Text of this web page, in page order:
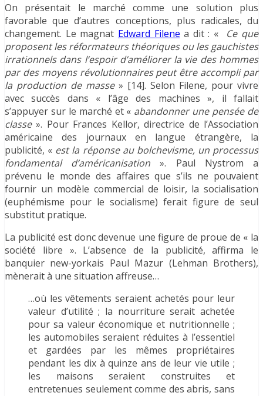
On présentait le marché comme une solution plus
favorable que d’autres conceptions, plus radicales, du
changement. Le magnat Edward Filene a dit : «
Ce que
proposent les réformateurs théoriques ou les gauchistes
irrationnels dans l’espoir d’améliorer la vie des hommes
par des moyens révolutionnaires peut être accompli par
la production de masse » [14]. Selon Filene, pour vivre
avec succès dans « l’âge des machines », il fallait
s’appuyer sur le marché et « abandonner une pensée de
classe». Pour Frances Kellor, directrice de l’Association
américaine des journaux en langue étrangère, la
publicité, « est la réponse au bolchevisme, un processus
fondamental d’américanisation». Paul Nystrom a
prévenu le monde des affaires que s’ils ne pouvaient
fournir un modèle commercial de loisir, la socialisation
(euphémisme pour le socialisme) ferait figure de seul
substitut pratique.
La publicité est donc devenue une figure de proue de « la
société libre ». L’absence de la publicité, affirma le
banquier new-yorkais Paul Mazur (Lehman Brothers),
mènerait à une situation affreuse…
…où les vêtements seraient achetés pour leur
valeur d’utilité ; la nourriture serait achetée
pour sa valeur économique et nutritionnelle ;
les automobiles seraient réduites à l’essentiel
et gardées par les mêmes propriétaires
pendant les dix à quinze ans de leur vie utile ;
les maisons seraient construites et
entretenues seulement comme des abris, sans